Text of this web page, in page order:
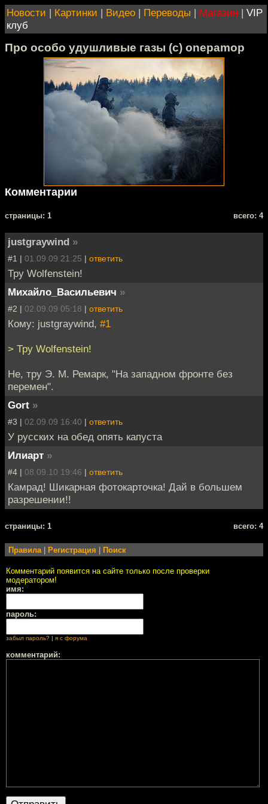
Новости | Картинки | Видео | Переводы | Магазин | VIP
клуб
Про особо удушливые газы (с) onepamop
Комментарии
cтраницы: 1 всего: 4
justgraywind »
#1 | 01.09.09 21:25 | ответить
Тру Wolfenstein!
Михайло_Васильевич »
#2 | 02.09.09 05:18 | ответить
Кому: justgraywind, #1
> Тру Wolfenstein!
Не, тру Э. М. Ремарк, "На западном фронте без
перемен".
Gort »
#3 | 02.09.09 16:40 | ответить
У русских на обед опять капуста
Илиарт »
#4 | 08.09.10 19:46 | ответить
Камрад! Шикарная фотокарточка! Дай в большем
разрешении!!
cтраницы: 1 всего: 4
Правила| Регистрация Поиск
Комментарий появится на сайте только после проверки
модератором!
имя:
пароль:
забыл пароль? | я с форума
комментарий: